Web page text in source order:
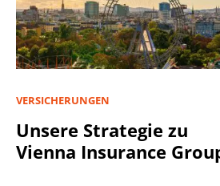
VERSICHERUNGEN
Unsere Strategie zu
Vienna Insurance